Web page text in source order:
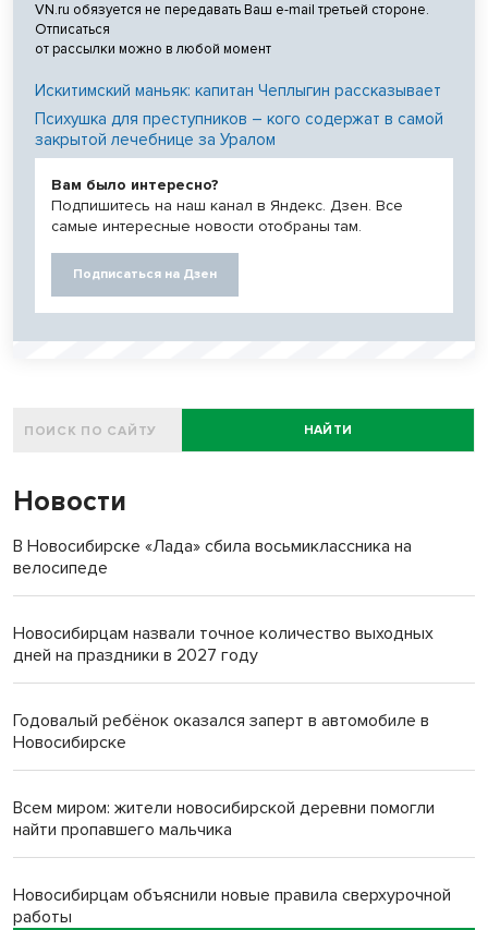
VN.ru обязуется не передавать Ваш e-mail третьей стороне.
Отписаться
от рассылки можно в любой момент
Искитимский маньяк: капитан Чеплыгин рассказывает
Психушка для преступников – кого содержат в самой
закрытой лечебнице за Уралом
Вам было интересно?
Подпишитесь на наш канал в Яндекс. Дзен. Все
самые интересные новости отобраны там.
Подписаться на Дзен
НАЙТИ
Новости
В Новосибирске «Лада» сбила восьмиклассника на
велосипеде
Новосибирцам назвали точное количество выходных
дней на праздники в 2027 году
Годовалый ребёнок оказался заперт в автомобиле в
Новосибирске
Всем миром: жители новосибирской деревни помогли
найти пропавшего мальчика
Новосибирцам объяснили новые правила сверхурочной
работы